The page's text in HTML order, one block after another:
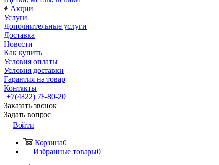
Акции
Услуги
Дополнительные услуги
Доставка
Новости
Как купить
Условия оплаты
Условия доставки
Гарантия на товар
Контакты
+7(4822) 78-80-20
Заказать звонок
Задать вопрос
Войти
Корзина0
Избранные товары0